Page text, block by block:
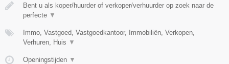
Bent u als koper/huurder of verkoper/verhuurder op zoek naar de
perfecte ▼
Immo, Vastgoed, Vastgoedkantoor, Immobiliën, Verkopen,
Verhuren, Huis ▼
Openingstijden ▼